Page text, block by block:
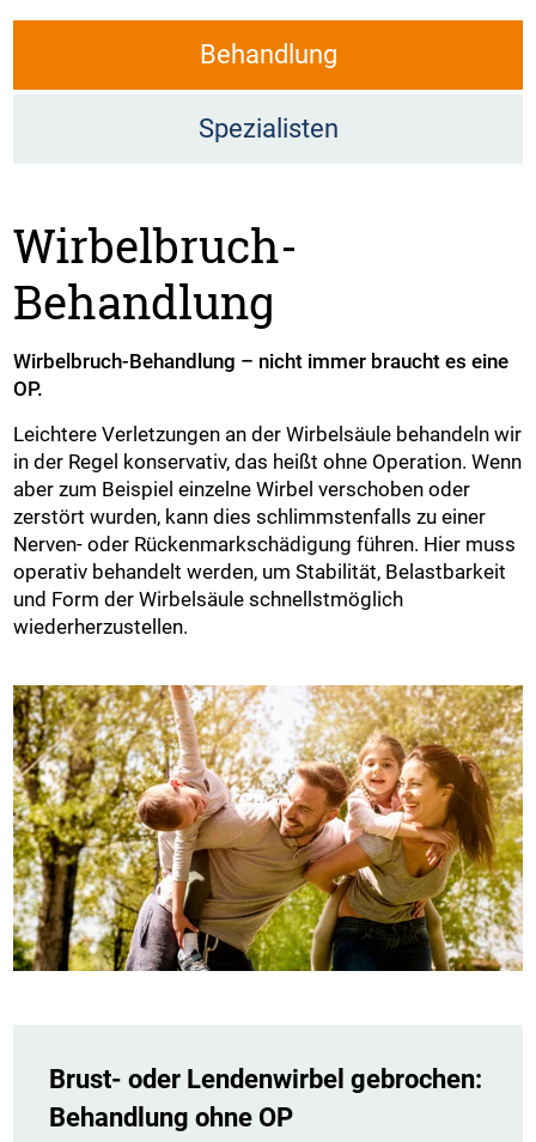
Behandlung
Spezialisten
Wirbelbruch-
Behandlung
Wirbelbruch-Behandlung – nicht immer braucht es eine
OP.
Leichtere Verletzungen an der Wirbelsäule behandeln wir
in der Regel konservativ, das heißt ohne Operation. Wenn
aber zum Beispiel einzelne Wirbel verschoben oder
zerstört wurden, kann dies schlimmstenfalls zu einer
Nerven- oder Rückenmarkschädigung führen. Hier muss
operativ behandelt werden, um Stabilität, Belastbarkeit
und Form der Wirbelsäule schnellstmöglich
wiederherzustellen.
Brust- oder Lendenwirbel gebrochen:
Behandlung ohne OP